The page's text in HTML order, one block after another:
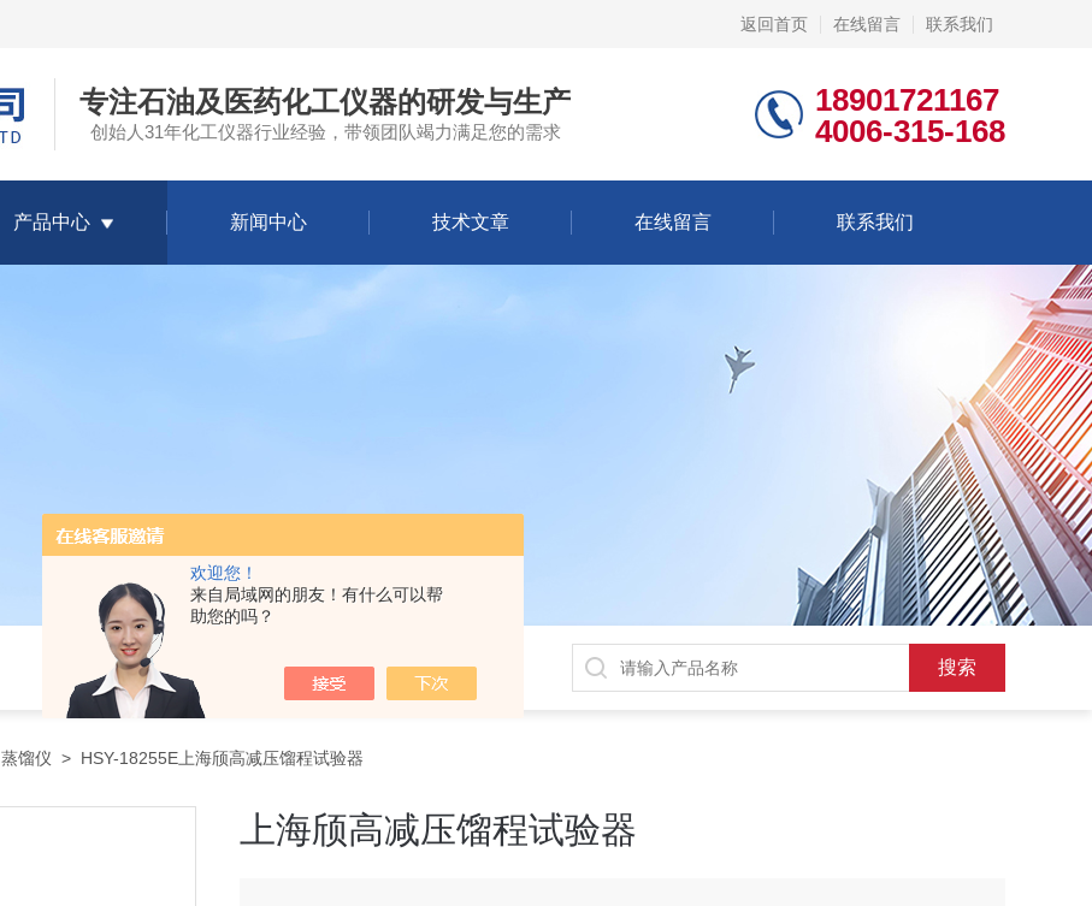
欢迎您！
来自局域网的朋友！有什么可以帮
助您的吗？
返回首页 在线留言 联系我们
专注石油及医药化工仪器的研发与生产
创始人31年化工仪器行业经验，带领团队竭力满足您的需求
18901721167
4006-315-168
产品中心 新闻中心 技术文章 在线留言 联系我们
蒸馏仪 > HSY-18255E上海颀高减压馏程试验器
上海颀高减压馏程试验器